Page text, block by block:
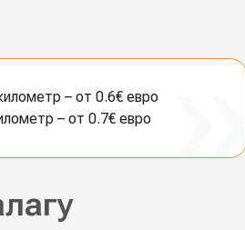
– от 0.6€ евро
– от 0.7€ евро